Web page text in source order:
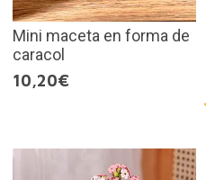
Mini maceta en forma de
caracol
10,20€